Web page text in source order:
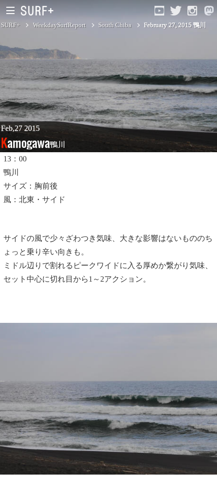
South Ibaraki
North Chiba
South Chiba
Unusually
Video Logs
Monthly Archive
SURF+ WeekdaySurfReport South Chiba February 27, 2015 鴨川
Feb,27 2015
Kamogawa鴨川
13：00
鴨川
サイズ：胸前後
風：北東・サイド
サイドの風で少々ざわつき気味、大きな影響はないもののち
ょっと乗り辛い向きも。
ミドル辺りで割れるピークワイドに入る厚めか繋がり気味、
セット中心に切れ目から1～2アクション。